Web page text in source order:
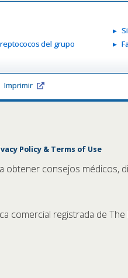
del grupo
Imprimir
Policy & Terms of Use
obtener consejos médicos,
comercial registrada de